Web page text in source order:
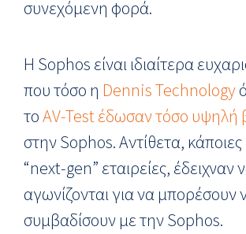
συνεχόμενη φορά.
Η Sophos είναι ιδιαίτερα
που τόσο η Dennis Technology
τοAV-Test έδωσαν τόσο υψηλή
στην Sophos. Αντίθετα, κάποιες
“next-gen” εταιρείες, έδειχναν
αγωνίζονται για να μπορέσουν
συμβαδίσουν με την Sophos.